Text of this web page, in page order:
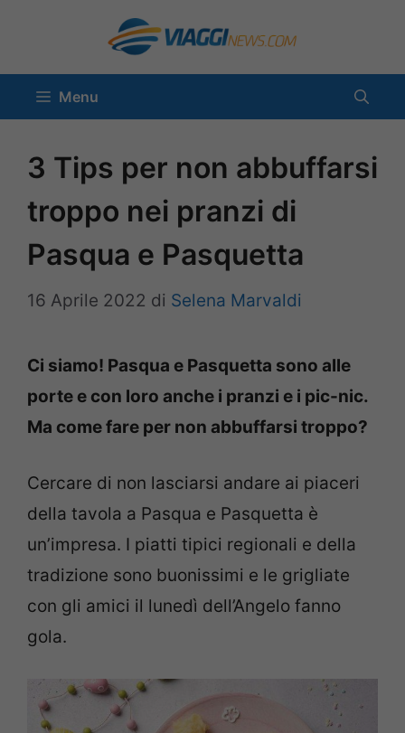
contenuto
Menu
3 Tips per non abbuffarsi
troppo nei pranzi di
Pasqua e Pasquetta
16 Aprile 2022 di Selena Marvaldi
Ci siamo! Pasqua e Pasquetta sono alle
porte e con loro anche i pranzi e i pic-nic.
Ma come fare per non abbuffarsi troppo?
Cercare di non lasciarsi andare ai piaceri
della tavola a Pasqua e Pasquetta è
un’impresa. I piatti tipici regionali e della
tradizione sono buonissimi e le grigliate
con gli amici il lunedì dell’Angelo fanno
gola.